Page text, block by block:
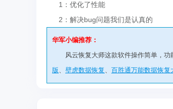
1：优化了性能
2：解决bug问题我们是认真的
华军小编推荐：
风云恢复大师这款软件操作简单，
版、 壁虎数据恢复、 百胜通万能数据恢复